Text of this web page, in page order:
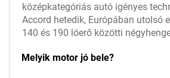
középkategóriás autó igényes
Accord hetedik, Európában utolsó
140 és 190 lóerő közötti
Melyik motor jó bele?